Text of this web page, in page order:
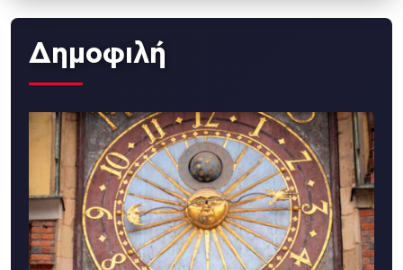
Δημοφιλή